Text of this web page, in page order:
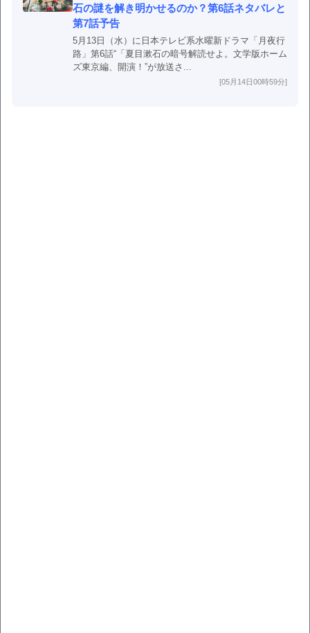
石の謎を解き明かせるのか？第6話ネタバレと
第7話予告
5月13日（水）に日本テレビ系水曜新ドラマ「月夜行
路」第6話“「夏目漱石の暗号解読せよ。文学版ホーム
ズ東京編、開演！”が放送さ...
[05月14日00時59分]